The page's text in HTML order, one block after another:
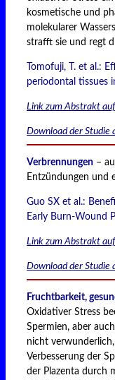
kosmetische und
molekularer
strafft sie und regt
Tomofuji, T. et al.:
periodontal tissues
Link zum Abstrakt
Download der Studie
Verbrennungen –
Entzündungen und
Guo SX et al.:
Early Burn-Wound
Link zum Abstrakt
Download der Studie
Fruchtbarkeit,
Oxidativer Stress
Spermien, aber
nicht
Verbesserung der
der Plazenta durch